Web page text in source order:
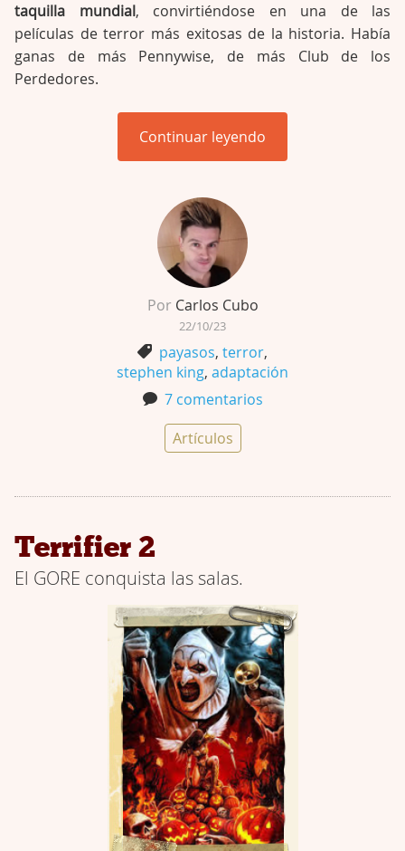
taquilla mundial, convirtiéndose en una de las
películas de terror más exitosas de la historia. Había
ganas de más Pennywise, de más Club de los
Perdedores.
Continuar leyendo
Por Carlos Cubo
22/10/23
payasos, terror,
stephen king, adaptación
7 comentarios
Artículos
Terrifier 2
El GORE conquista las salas.